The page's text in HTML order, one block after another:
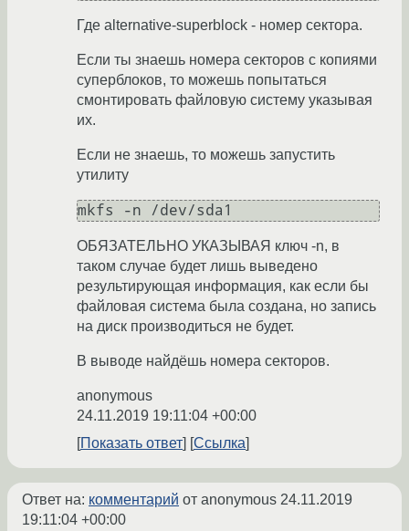
Где alternative-superblock - номер сектора.
Если ты знаешь номера секторов с копиями
суперблоков, то можешь попытаться
смонтировать файловую систему указывая
их.
Если не знаешь, то можешь запустить
утилиту
ОБЯЗАТЕЛЬНО УКАЗЫВАЯ ключ -n, в
таком случае будет лишь выведено
результирующая информация, как если бы
файловая система была создана, но запись
на диск производиться не будет.
В выводе найдёшь номера секторов.
anonymous
24.11.2019 19:11:04 +00:00
Показать ответ
Ссылка
Ответ на: комментарий от anonymous 24.11.2019
19:11:04 +00:00